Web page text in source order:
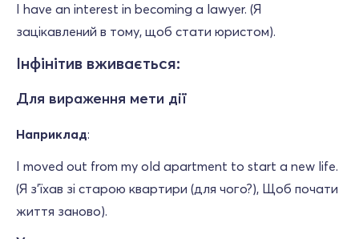
I have an interest in becoming a lawyer. (Я
зацікавлений в тому, щоб стати юристом).
Інфінітив вживається:
Для вираження мети дії
Наприклад:
I moved out from my old apartment to start a new life.
(Я з'їхав зі старою квартири (для чого?), Щоб почати
життя заново).